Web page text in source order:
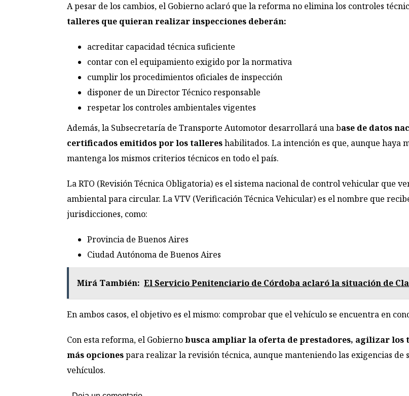
A pesar de los cambios, el Gobierno aclaró que la reforma no elimina los controles
talleres que quieran realizar inspecciones deberán:
acreditar capacidad técnica suficiente
contar con el equipamiento exigido por la normativa
cumplir los procedimientos oficiales de inspección
disponer de un Director Técnico responsable
respetar los controles ambientales vigentes
Además, la Subsecretaría de Transporte Automotor desarrollará una base de datos
certificados emitidos por los tallereshabilitados. La intención es que, aunque haya
mantenga los mismos criterios técnicos en todo el país.
La RTO (Revisión Técnica Obligatoria) es el sistema nacional de control vehicular que
ambiental para circular. La VTV (Verificación Técnica Vehicular) es el nombre que
jurisdicciones, como:
Provincia de Buenos Aires
Ciudad Autónoma de Buenos Aires
Mirá También: El Servicio Penitenciario de Córdoba aclaró la situación de
En ambos casos, el objetivo es el mismo: comprobar que el vehículo se encuentra en
Con esta reforma, el Gobiernobusca ampliar la oferta de prestadores, agilizar
más opcionespara realizar la revisión técnica, aunque manteniendo las exigencias
vehículos.